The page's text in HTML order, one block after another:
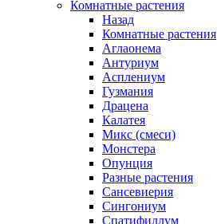
Комнатные растения
Назад
Комнатные растения
Аглаонема
Антуриум
Асплениум
Гузмания
Драцена
Калатея
Микс (смеси)
Монстера
Опунция
Разные растения
Сансевиерия
Сингониум
Спатифиллум